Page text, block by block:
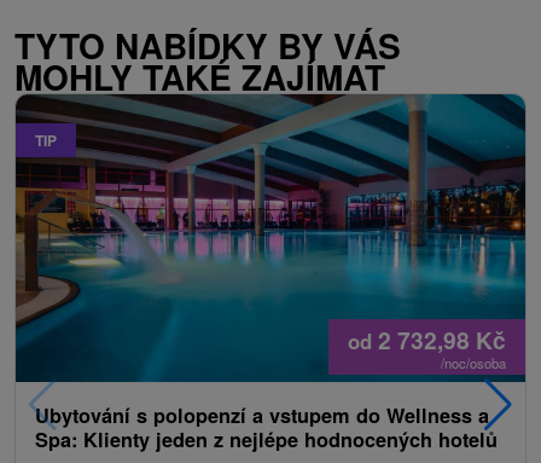
TYTO NABÍDKY BY VÁS
MOHLY TAKÉ ZAJÍMAT
TIP
od 2 732,98 Kč
/noc/osoba
Ubytování s polopenzí a vstupem do Wellness a
Spa: Klienty jeden z nejlépe hodnocených hotelů